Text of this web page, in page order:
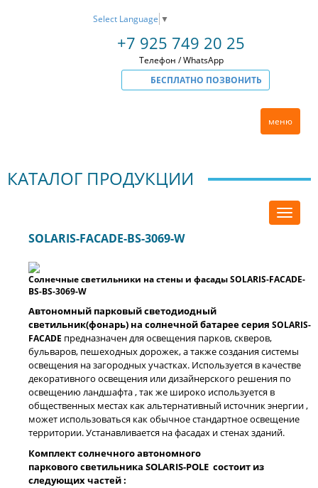
Select Language ▼
+7 925 749 20 25
Телефон / WhatsApp
БЕСПЛАТНО ПОЗВОНИТЬ
меню
КАТАЛОГ ПРОДУКЦИИ
SOLARIS-FACADE-BS-3069-W
Солнечные светильники на стены и фасады SOLARIS-FACADE-
BS-BS-3069-W
Автономный парковый светодиодный
светильник(фонарь) на солнечной батарее серия SOLARIS-
FACADE предназначен для освещения парков, скверов,
бульваров, пешеходных дорожек, а также создания системы
освещения на загородных участках. Используется в качестве
декоративного освещения или дизайнерского решения по
освещению ландшафта , так же широко используется в
общественных местах как альтернативный источник энергии ,
может использоваться как обычное стандартное освещение
территории. Устанавливается на фасадах и стенах зданий.
Комплект солнечного автономного
паркового светильника SOLARIS-POLE состоит из
следующих частей :